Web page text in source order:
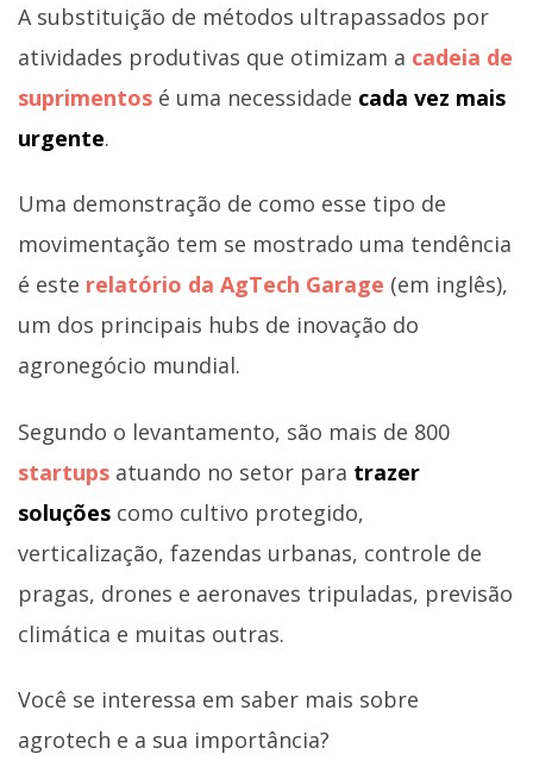
A substituição de métodos ultrapassados por
atividades produtivas que otimizam a cadeia de
suprimentos é uma necessidade cada vez mais
urgente.
Uma demonstração de como esse tipo de
movimentação tem se mostrado uma tendência
é este relatório da AgTech Garage (em inglês),
um dos principais hubs de inovação do
agronegócio mundial.
Segundo o levantamento, são mais de 800
startups atuando no setor para trazer
soluções como cultivo protegido,
verticalização, fazendas urbanas, controle de
pragas, drones e aeronaves tripuladas, previsão
climática e muitas outras.
Você se interessa em saber mais sobre
agrotech e a sua importância?